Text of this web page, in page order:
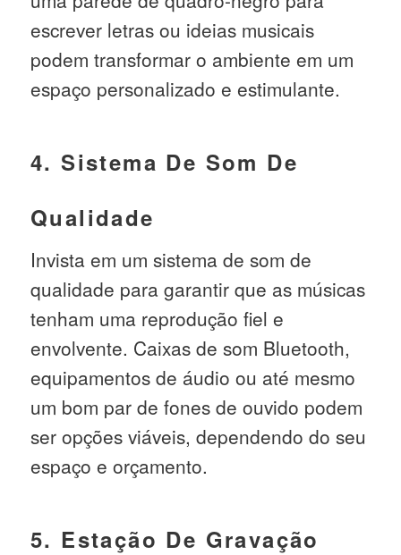
escrever letras ou ideias musicais
podem transformar o ambiente em um
espaço personalizado e estimulante.
4. Sistema De Som De
Qualidade
Invista em um sistema de som de
qualidade para garantir que as músicas
tenham uma reprodução fiel e
envolvente. Caixas de som Bluetooth,
equipamentos de áudio ou até mesmo
um bom par de fones de ouvido podem
ser opções viáveis, dependendo do seu
espaço e orçamento.
5. Estação De Gravação